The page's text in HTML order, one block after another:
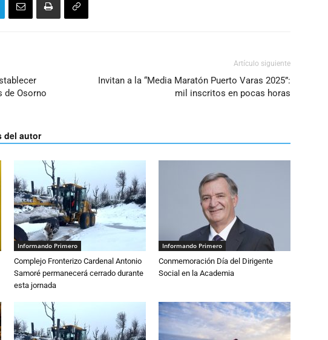
de Osorno
Artículo siguiente
Invitan a la “Media Maratón Puerto Varas 2025”:
mil inscritos en pocas horas
del autor
Informando Primero
Complejo Fronterizo Cardenal Antonio
Samoré permanecerá cerrado durante
esta jornada
Informando Primero
Conmemoración Día del Dirigente
Social en la Academia